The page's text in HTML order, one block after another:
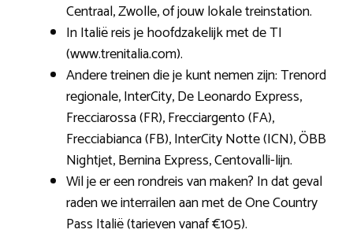
Centraal, Zwolle, of jouw lokale treinstation.
In Italië reis je hoofdzakelijk met de TI
(www.trenitalia.com).
Andere treinen die je kunt nemen zijn: Trenord
regionale, InterCity, De Leonardo Express,
Frecciarossa (FR), Frecciargento (FA),
Frecciabianca (FB), InterCity Notte (ICN), ÖBB
Nightjet, Bernina Express, Centovalli-lijn.
Wil je er een rondreis van maken? In dat geval
raden we interrailen aan met de One Country
Pass Italië (tarieven vanaf €105).